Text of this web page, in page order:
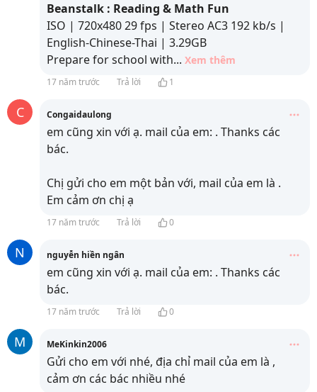
Beanstalk : Reading & Math Fun
ISO | 720x480 29 fps | Stereo AC3 192 kb/s |
English-Chinese-Thai | 3.29GB
Prepare for school with... Xem thêm
17 năm trước Trả lời 1
C Congaidaulong
em cũng xin với ạ. mail của em: . Thanks các
bác.
Chị gửi cho em một bản với, mail của em là .
Em cảm ơn chị ạ
17 năm trước Trả lời 0
N nguyễn hiền ngân
em cũng xin với ạ. mail của em: . Thanks các
bác.
17 năm trước Trả lời 0
M MeKinkin2006
Gửi cho em với nhé, địa chỉ mail của em là ,
cảm ơn các bác nhiều nhé